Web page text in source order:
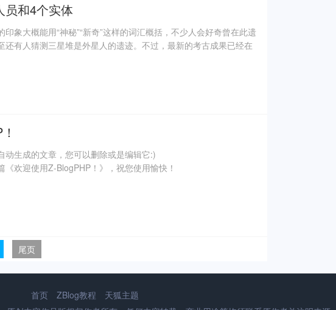
等重要文物500余件。
员和4个实体
象大概能用“神秘”“新奇”这样的词汇概括，不少人会好奇曾在此遗
还有人猜测三星堆是外星人的遗迹。不过，最新的考古成果已经在
星堆出土文物只是来自1、2号“祭祀坑”。2019年11月至2020年5
重要文物500余件。
动生成的文章，您可以删除或是编辑它:)
欢迎使用Z-BlogPHP！》，祝您使用愉快！
尾页
首页 ZBlog教程
天狐主题